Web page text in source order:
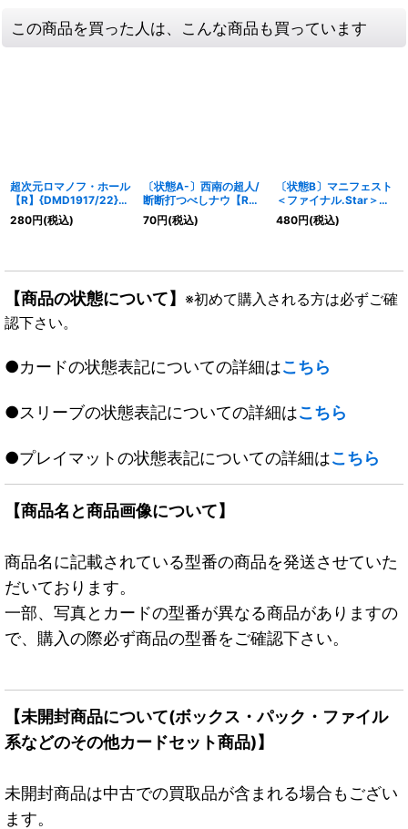
この商品を買った人は、こんな商品も買っています
超次元ロマノフ・ホール
【R】{DMD1917/22}
《闇》
280円(税込)
〔状態A-〕西南の超人/
断断打つべしナウ【R】
{EX1573/100}《自然》
70円(税込)
〔状態B〕マニフェスト
＜ファイナル.Star＞
【SR】{RP226B/10}
《水》
480円(税込)
【商品の状態について】 ※初めて購入される方は必ずご確
認下さい。
●カードの状態表記についての詳細はこちら
●スリーブの状態表記についての詳細はこちら
●プレイマットの状態表記についての詳細はこちら
【商品名と商品画像について】
商品名に記載されている型番の商品を発送させていた
だいております。
一部、写真とカードの型番が異なる商品がありますの
で、購入の際必ず商品の型番をご確認下さい。
【未開封商品について(ボックス・パック・ファイル
系などのその他カードセット商品)】
未開封商品は中古での買取品が含まれる場合もござい
ます。